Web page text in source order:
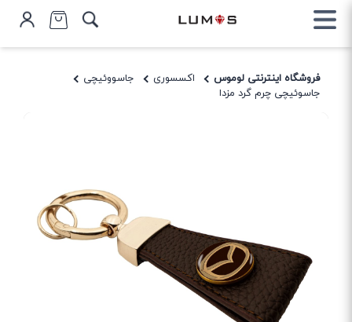
فروشگاه اینترنتی لوموس اکسسوری
جاسووئیچی
جاسوئیچی چرم گرد مزدا